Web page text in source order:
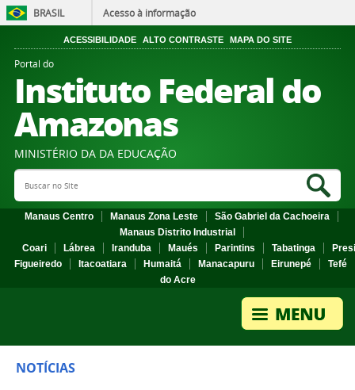
BRASIL Acesso à informação
ACESSIBILIDADE ALTO CONTRASTE MAPA DO SITE
Portal do
Instituto Federal do
Amazonas
MINISTÉRIO DA DA EDUCAÇÃO
Search Site
Manaus Centro Manaus Zona Leste
São Gabriel da Cachoeira
Manaus Distrito Industrial
Coari
Lábrea Iranduba Maués Parintins Tabatinga
Figueiredo
Itacoatiara Humaitá Manacapuru Eirunepé
Tefé
do Acre
NOTÍCIAS